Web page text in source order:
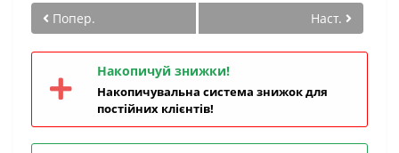
Попер. Наст.
Накопичуй знижки!
Накопичувальна система знижок для
постійних клієнтів!